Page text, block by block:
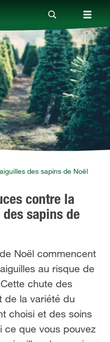
des sapins de Noël
contre la
sapins de
Noël commencent
au risque de
chute des
de la variété du
choisi et des soins
ce que vous pouvez